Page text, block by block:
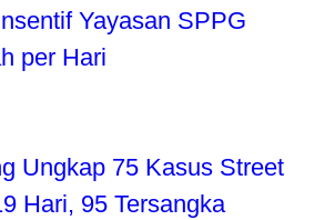
Yayasan SPPG
per Hari
Ungkap 75 Kasus Street
Hari, 95 Tersangka